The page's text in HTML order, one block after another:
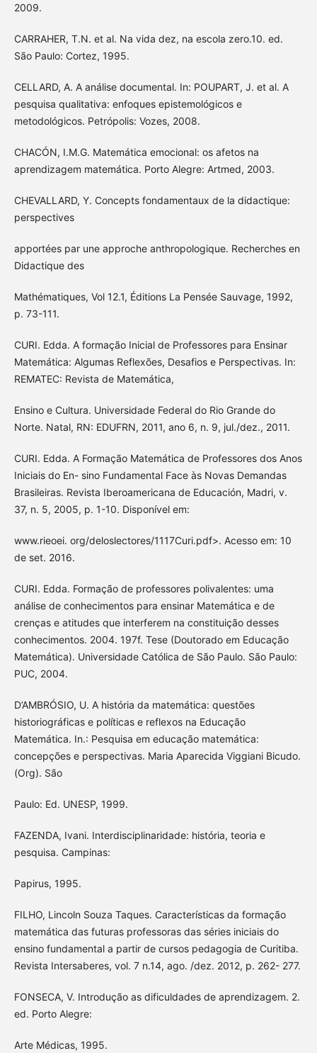
2009.
CARRAHER, T.N. et al. Na vida dez, na escola zero.10. ed.
São Paulo: Cortez, 1995.
CELLARD, A. A análise documental. In: POUPART, J. et al. A
pesquisa qualitativa: enfoques epistemológicos e
metodológicos. Petrópolis: Vozes, 2008.
CHACÓN, I.M.G. Matemática emocional: os afetos na
aprendizagem matemática. Porto Alegre: Artmed, 2003.
CHEVALLARD, Y. Concepts fondamentaux de la didactique:
perspectives
apportées par une approche anthropologique. Recherches en
Didactique des
Mathématiques, Vol 12.1, Éditions La Pensée Sauvage, 1992,
p. 73-111.
CURI. Edda. A formação Inicial de Professores para Ensinar
Matemática: Algumas Reflexões, Desafios e Perspectivas. In:
REMATEC: Revista de Matemática,
Ensino e Cultura. Universidade Federal do Rio Grande do
Norte. Natal, RN: EDUFRN, 2011, ano 6, n. 9, jul./dez., 2011.
CURI. Edda. A Formação Matemática de Professores dos Anos
Iniciais do En- sino Fundamental Face às Novas Demandas
Brasileiras. Revista Iberoamericana de Educación, Madri, v.
37, n. 5, 2005, p. 1-10. Disponível em:
www.rieoei. org/deloslectores/1117Curi.pdf>. Acesso em: 10
de set. 2016.
CURI. Edda. Formação de professores polivalentes: uma
análise de conhecimentos para ensinar Matemática e de
crenças e atitudes que interferem na constituição desses
conhecimentos. 2004. 197f. Tese (Doutorado em Educação
Matemática). Universidade Católica de São Paulo. São Paulo:
PUC, 2004.
D’AMBRÓSIO, U. A história da matemática: questões
historiográficas e políticas e reflexos na Educação
Matemática. In.: Pesquisa em educação matemática:
concepções e perspectivas. Maria Aparecida Viggiani Bicudo.
(Org). São
Paulo: Ed. UNESP, 1999.
FAZENDA, Ivani. Interdisciplinaridade: história, teoria e
pesquisa. Campinas:
Papirus, 1995.
FILHO, Lincoln Souza Taques. Características da formação
matemática das futuras professoras das séries iniciais do
ensino fundamental a partir de cursos pedagogia de Curitiba.
Revista Intersaberes, vol. 7 n.14, ago. /dez. 2012, p. 262- 277.
FONSECA, V. Introdução as dificuldades de aprendizagem. 2.
ed. Porto Alegre:
Arte Médicas, 1995.